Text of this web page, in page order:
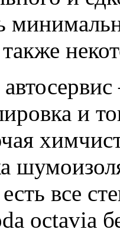
и
все
octavia